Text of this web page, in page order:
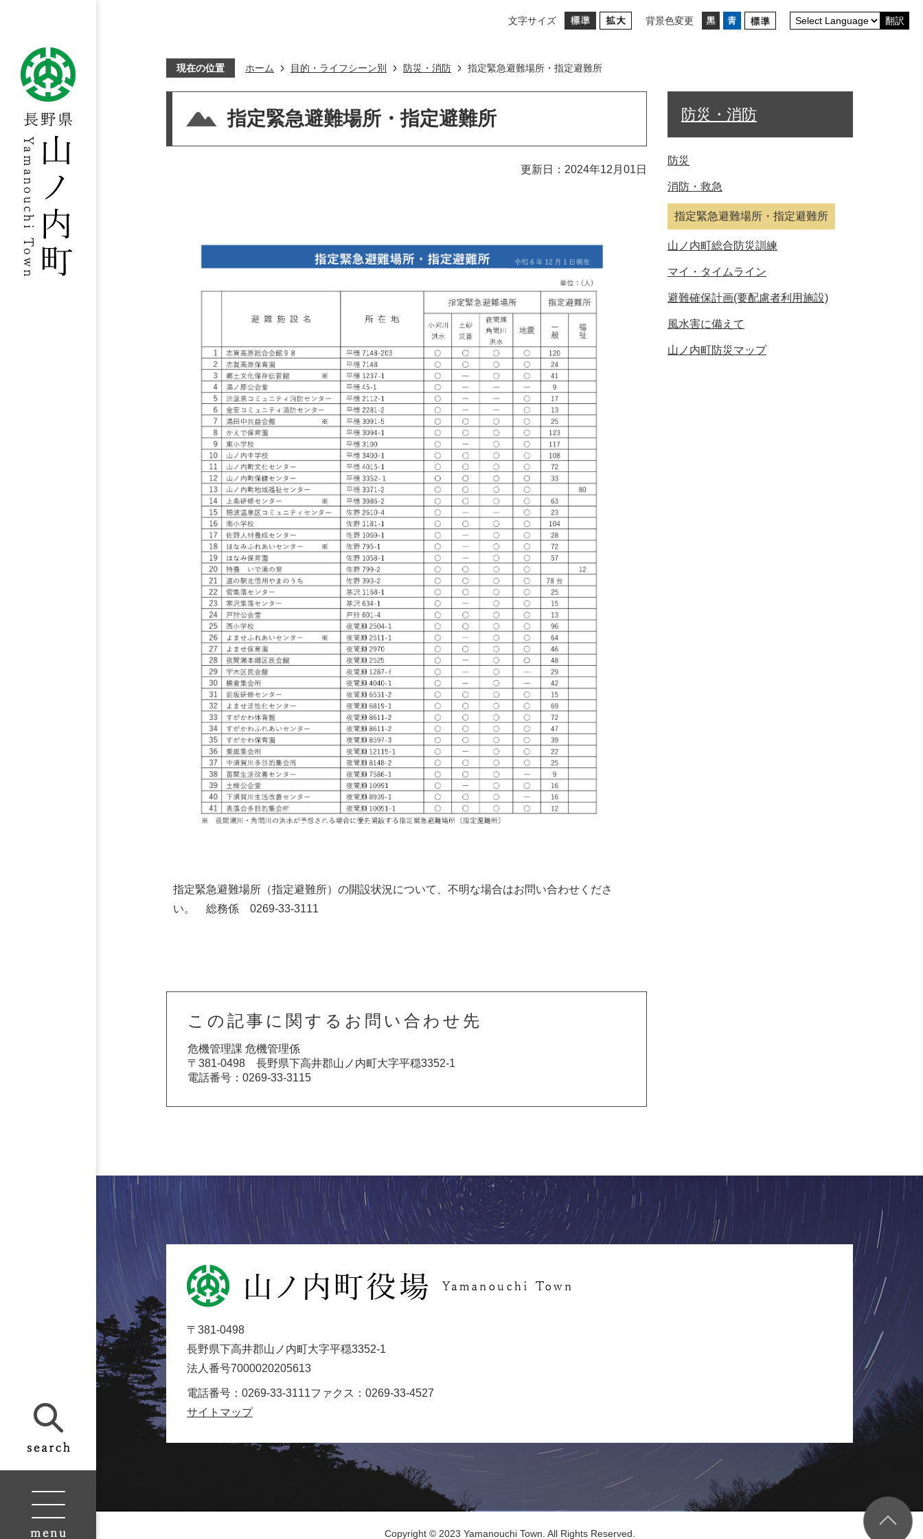
文字サイズ 背景色変更 翻訳
現在の位置 ホーム 目的・ライフシーン別 防災・消防 指定緊急避難場所・指定避難所
指定緊急避難場所・指定避難所
更新日：2024年12月01日
指定緊急避難場所（指定避難所）の開設状況について、不明な場合はお問い合わせくださ
い。 総務係 0269-33-3111
この記事に関するお問い合わせ先
危機管理課 危機管理係
〒381-0498 長野県下高井郡山ノ内町大字平穏3352-1
電話番号：0269-33-3115
防災・消防
防災
消防・救急
指定緊急避難場所・指定避難所
山ノ内町総合防災訓練
マイ・タイムライン
避難確保計画(要配慮者利用施設)
風水害に備えて
山ノ内町防災マップ
山
ノ
町
役
場
Yamanouchi
Town
〒381-0498
長野県下高井郡山ノ内町大字平穏3352-1
法人番号7000020205613
電話番号：0269-33-3111ファクス：0269-33-4527
サイトマップ
Copyright © 2023 Yamanouchi Town. All Rights Reserved.